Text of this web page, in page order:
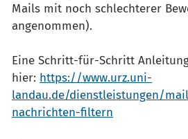
Mails mit noch schlechterer
angenommen).
Eine Schritt-für-Schritt
hier: https://www.urz.uni-
landau.de/dienstleistungen/
nachrichten-filtern